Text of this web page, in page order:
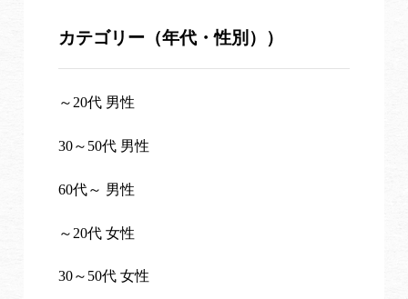
カテゴリー（年代・性別））
～20代 男性
30～50代 男性
60代～ 男性
～20代 女性
30～50代 女性